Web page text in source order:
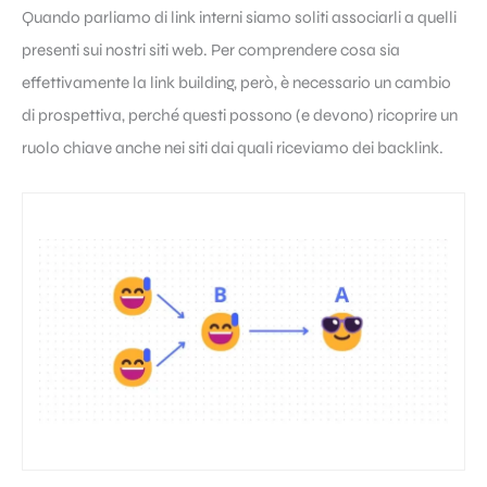
Quando parliamo di link interni siamo soliti associarli a quelli
presenti sui nostri siti web. Per comprendere cosa sia
effettivamente la link building, però, è necessario un cambio
di prospettiva, perché questi possono (e devono) ricoprire un
ruolo chiave anche nei siti dai quali riceviamo dei backlink.